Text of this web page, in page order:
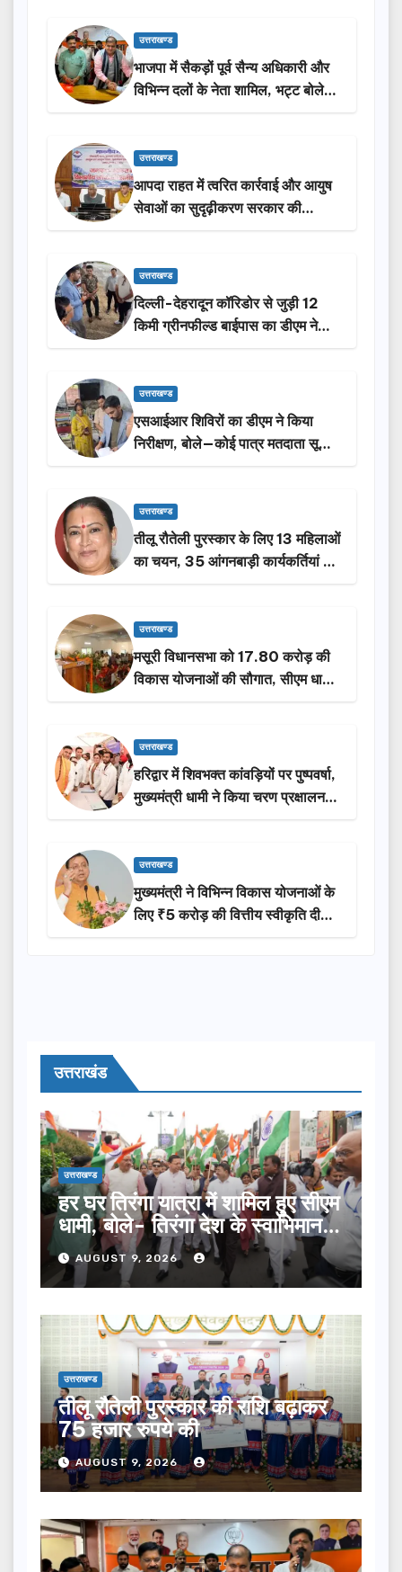
उत्तराखण्ड
भाजपा में सैकड़ों पूर्व सैन्य अधिकारी और
विभिन्न दलों के नेता शामिल, भट्ट बोले-
2027 में जीत की हैट्रिक लगाएगी पार्टी
उत्तराखण्ड
आपदा राहत में त्वरित कार्रवाई और आयुष
सेवाओं का सुदृढ़ीकरण सरकार की
प्राथमिकता: मदन कौशिक
उत्तराखण्ड
दिल्ली-देहरादून कॉरिडोर से जुड़ी 12
किमी ग्रीनफील्ड बाईपास का डीएम ने
किया निरीक्षण…
उत्तराखण्ड
एसआईआर शिविरों का डीएम ने किया
निरीक्षण, बोले—कोई पात्र मतदाता सूची
से न छूटे…
उत्तराखण्ड
तीलू रौतेली पुरस्कार के लिए 13 महिलाओं
का चयन, 35 आंगनबाड़ी कार्यकर्तियां भी
होंगी सम्मानित…
उत्तराखण्ड
मसूरी विधानसभा को 17.80 करोड़ की
विकास योजनाओं की सौगात, सीएम धामी
ने किया लोकार्पण-शिलान्यास.
उत्तराखण्ड
हरिद्वार में शिवभक्त कांवड़ियों पर पुष्पवर्षा,
मुख्यमंत्री धामी ने किया चरण प्रक्षालन…
उत्तराखण्ड
मुख्यमंत्री ने विभिन्न विकास योजनाओं के
लिए ₹5 करोड़ की वित्तीय स्वीकृति दी…
उत्तराखंड
उत्तराखण्ड
हर घर तिरंगा यात्रा में शामिल हुए सीएम
धामी, बोले- तिरंगा देश के स्वाभिमान
का प्रतीक
AUGUST 9, 2026
उत्तराखण्ड
तीलू रौतेली पुरस्कार की राशि बढ़ाकर
75 हजार रुपये की
AUGUST 9, 2026